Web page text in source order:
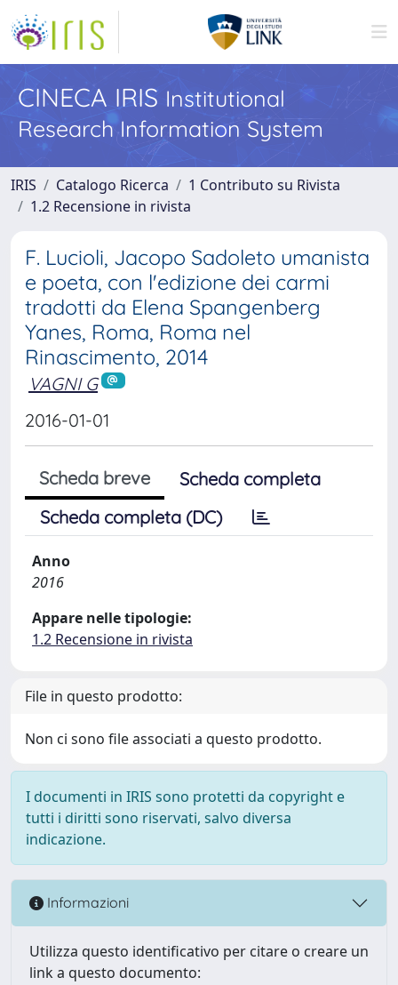
CINECA IRIS Institutional
Research Information System
IRIS Catalogo Ricerca
1 Contributo su Rivista
1.2 Recensione in rivista
F. Lucioli, Jacopo Sadoleto umanista
e poeta, con l'edizione dei carmi
tradotti da Elena Spangenberg
Yanes, Roma, Roma nel
Rinascimento, 2014
VAGNI G
2016-01-01
Scheda breve
Scheda completa
Scheda completa (DC)
Anno
2016
Appare nelle tipologie:
1.2 Recensione in rivista
File in questo prodotto:
Non ci sono file associati a questo prodotto.
I documenti in IRIS sono protetti da copyright e
tutti i diritti sono riservati, salvo diversa
indicazione.
Informazioni
Utilizza questo identificativo per citare o creare un
link a questo documento: